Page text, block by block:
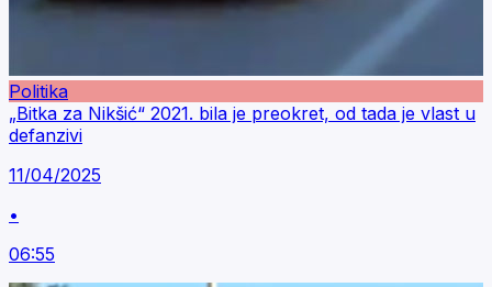
Politika
„Bitka za Nikšić“ 2021. bila je preokret, od tada je vlast u
defanzivi
11/04/2025
•
06:55